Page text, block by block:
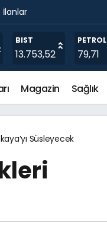
İlanlar
BIST
13.753,52
PETROL
79,71
Magazin Sağlık
Süsleyecek